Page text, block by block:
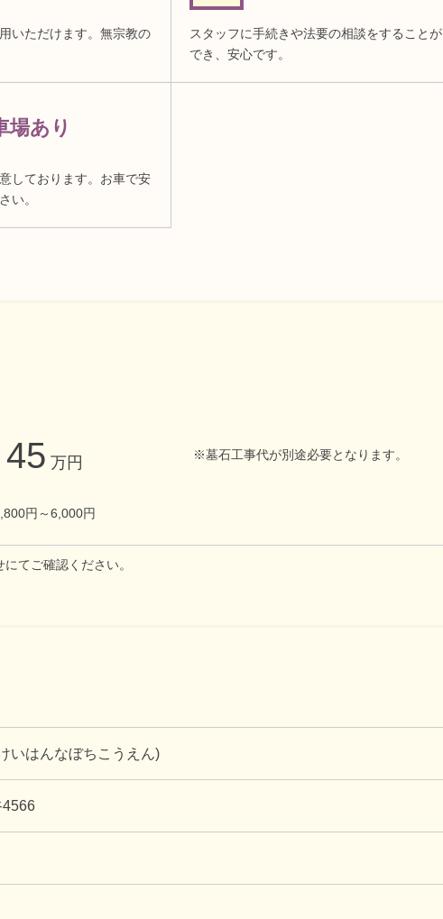
いただけます。無宗教の
スタッフに手続きや法要の相談をすることが
でき、安心です。
場あり
しております。お車で安
い。
45 万円 ※墓石工事代が別途必要となります。
円～6,000円
てご確認ください。
いはんなぼちこうえん)
4566